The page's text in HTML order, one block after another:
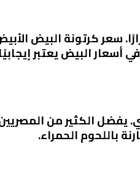
160 إلى 165 جنيهًا. هذا الاستقرار في
يفضل الكثير من
باللحوم الحمراء.